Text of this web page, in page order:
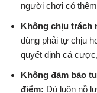
người chơi có
Không chịu trách
dùng phải tự chịu
quyết định cá
Không đảm bảo
điểm: Dù luôn nỗ